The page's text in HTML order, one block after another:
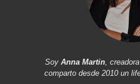
Soy Anna Martin,
comparto desde 2010 un